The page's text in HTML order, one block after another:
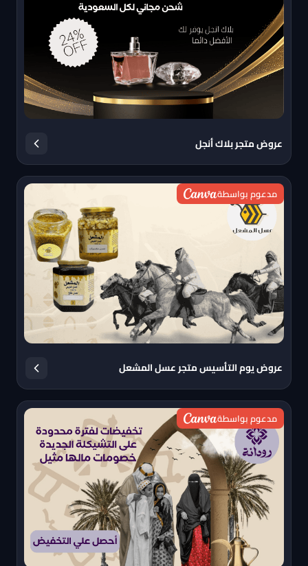
عروض متجر بلاك أنجل
مدعوم بواسطة
عروض يوم التأسيس متجر عسل المشعل
مدعوم بواسطة